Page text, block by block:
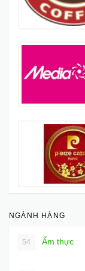
NGÀNH HÀNG
54 Ẩm thực